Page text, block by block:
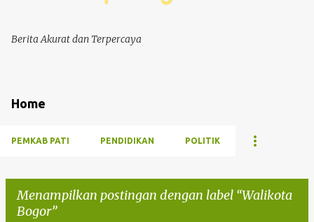
Berita Akurat dan Terpercaya
Home
PEMKAB PATI PENDIDIKAN POLITIK
Menampilkan postingan dengan label Walikota
Bogor